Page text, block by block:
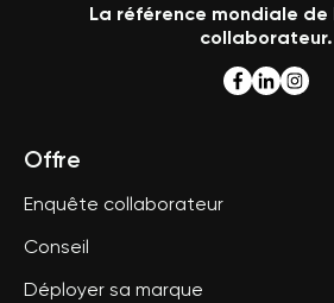
La référence mondiale de
collaborateur.
Offre
Enquête collaborateur
Conseil
Déployer sa marque